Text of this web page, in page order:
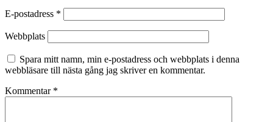
E-postadress *
Webbplats
Spara mitt namn, min e-postadress och webbplats i denna
webbläsare till nästa gång jag skriver en kommentar.
Kommentar *